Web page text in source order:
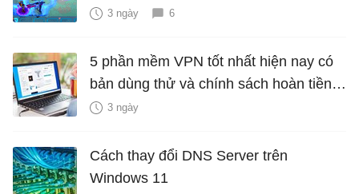
3 ngày 6
5 phần mềm VPN tốt nhất hiện nay có
bản dùng thử và chính sách hoàn tiền
miễn phí
3 ngày
Cách thay đổi DNS Server trên
Windows 11